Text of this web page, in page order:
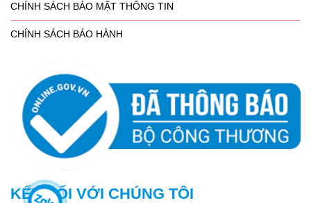
CHÍNH SÁCH BẢO MẬT THÔNG TIN
CHÍNH SÁCH BÁO HÀNH
KẾT NỐI VỚI CHÚNG TÔI